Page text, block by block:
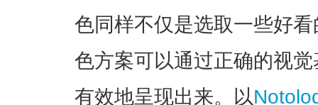
色同样不仅是选取一些好
色方案可以通过正确的视
有效地呈现出来。以